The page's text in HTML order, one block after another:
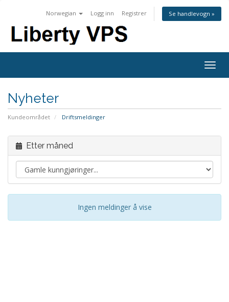
Norwegian Logg inn Registrer Se handlevogn »
Nyheter
Kundeområdet Driftsmeldinger
Etter måned
Ingen meldinger å vise